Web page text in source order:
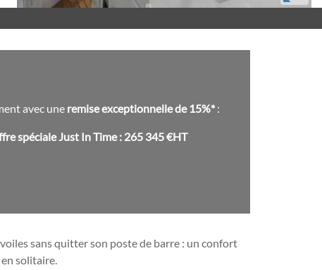
Sun
Odyssey
de
barre
avec une remise exceptionnelle de 15%* :
spéciale Just In Time : 265 345 €HT
sans quitter son poste de barre : un confort
solitaire.